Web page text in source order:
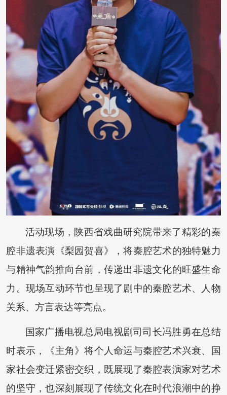
活动现场，陕西省戏曲研究院带来了精彩的秦
腔非遗表演《梨园贺喜》，将秦腔艺术的独特魅力
与精神气韵推向台前，传递出非遗文化的旺盛生命
力。现场互动环节也呈现了剧中的秦腔艺术、人物
关系、方言表达等亮点。
国家广播电视总局电视剧司司长冯胜勇在总结
时表示，《主角》将个人命运与秦腔艺术兴衰、国
家社会变迁紧密交织，既展现了秦腔表演家对艺术
的坚守，也深刻展现了传统文化在时代浪潮中的挣